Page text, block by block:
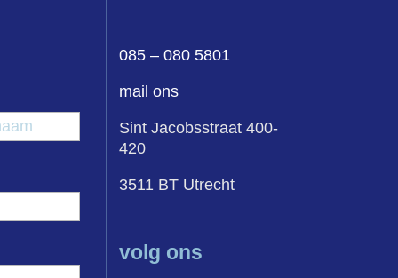
Achternaam
085 – 080 5801
mail ons
Sint Jacobsstraat 400-
420
3511 BT Utrecht
volg ons